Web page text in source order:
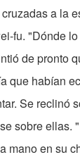
a la
fu. "Dónde
de pronto
que habían
Se reclinó
sobre ellas.
mano en su